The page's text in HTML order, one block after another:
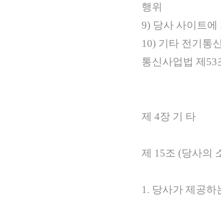
행위
9) 당사 사이트
10) 기타 전기통
통신사업법 제
제 4장 기 타
제 15조 (당사의
1. 당사가 제공